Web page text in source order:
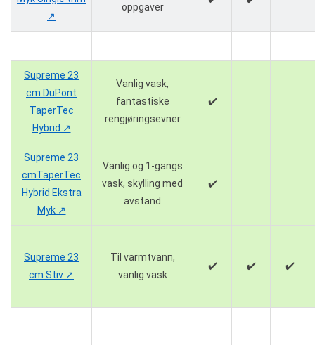
↗️
oppgaver
Supreme 23
cm DuPont
TaperTec
Hybrid ↗️
Vanlig vask,
fantastiske
rengjøringsevner
✔️
Supreme 23
cmTaperTec
Hybrid Ekstra
Myk ↗️
Vanlig og 1-gangs
vask, skylling med
avstand
✔️
Supreme 23
cm Stiv ↗️
Til varmtvann,
vanlig vask
✔️ ✔️ ✔️